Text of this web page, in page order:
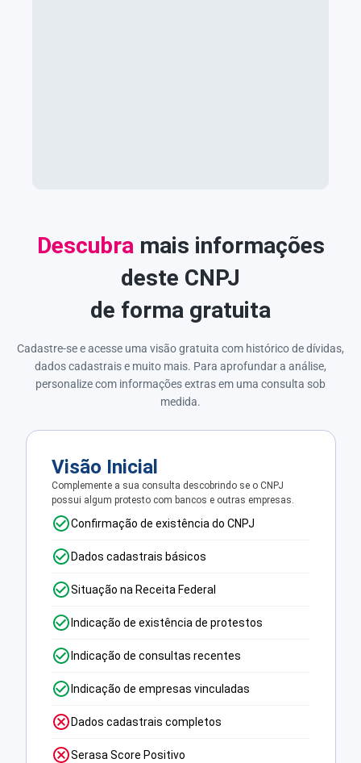
Descubra mais informações
deste CNPJ
de forma gratuita
Cadastre-se e acesse uma visão gratuita com histórico de dívidas,
dados cadastrais e muito mais. Para aprofundar a análise,
personalize com informações extras em uma consulta sob
medida.
Visão Inicial
Complemente a sua consulta descobrindo se o CNPJ
possui algum protesto com bancos e outras empresas.
Confirmação de existência do CNPJ
Dados cadastrais básicos
Situação na Receita Federal
Indicação de existência de protestos
Indicação de consultas recentes
Indicação de empresas vinculadas
Dados cadastrais completos
Serasa Score Positivo